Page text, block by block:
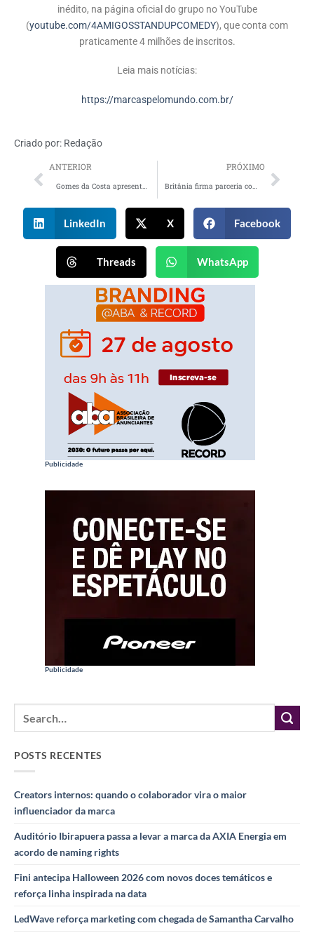
inédito, na página oficial do grupo no YouTube
(youtube.com/4AMIGOSSTANDUPCOMEDY), que conta com
praticamente 4 milhões de inscritos.
Leia mais notícias:
https://marcaspelomundo.com.br/
Criado por: Redação
ANTERIOR PRÓXIMO
LinkedIn X Facebook
Threads WhatsApp
Publicidade
Publicidade
POSTS RECENTES
Creators internos: quando o colaborador vira o maior
influenciador da marca
Auditório Ibirapuera passa a levar a marca da AXIA Energia em
acordo de naming rights
Fini antecipa Halloween 2026 com novos doces temáticos e
reforça linha inspirada na data
LedWave reforça marketing com chegada de Samantha Carvalho